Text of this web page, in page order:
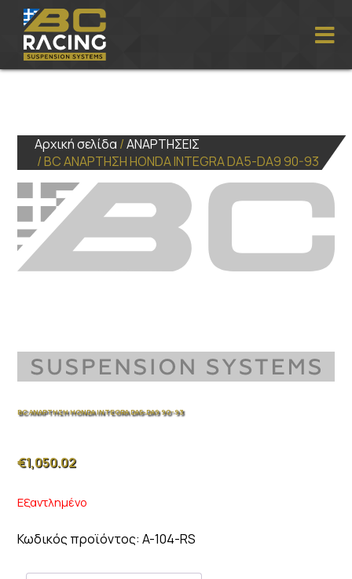
Αρχική σελίδα /ΑΝΑΡΤΗΣΕΙΣ
/ BC ΑΝΑΡΤΗΣΗ HONDA INTEGRA DA5-DA9 90-93
BC ΑΝΑΡΤΗΣΗ HONDA INTEGRA DA5-DA9 90-93
€1,050.02
Εξαντλημένο
Κωδικός προϊόντος: A-104-RS